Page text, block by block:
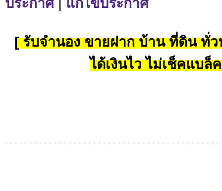
[ รับจำนอง ขายฝาก บ้าน ที่ดิน ทั่ว
ได้เงินไว ไม่เช็คแบล็